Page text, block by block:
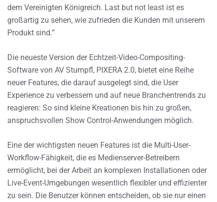
dem Vereinigten Königreich. Last but not least ist es
großartig zu sehen, wie zufrieden die Kunden mit unserem
Produkt sind.”
Die neueste Version der Echtzeit-Video-Compositing-
Software von AV Stumpfl, PIXERA 2.0, bietet eine Reihe
neuer Features, die darauf ausgelegt sind, die User
Experience zu verbessern und auf neue Branchentrends zu
reagieren: So sind kleine Kreationen bis hin zu großen,
anspruchsvollen Show Control-Anwendungen möglich.
Eine der wichtigsten neuen Features ist die Multi-User-
Workflow-Fähigkeit, die es Medienserver-Betreibern
ermöglicht, bei der Arbeit an komplexen Installationen oder
Live-Event-Umgebungen wesentlich flexibler und effizienter
zu sein. Die Benutzer können entscheiden, ob sie nur einen